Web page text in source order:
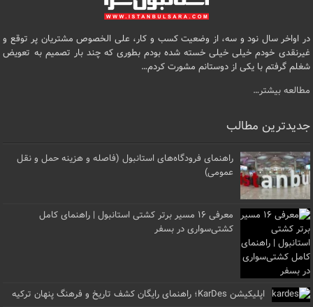
در اواخر سال نود و سه، از وضعیت کسب و کار، علی الخصوص مشتریان پر توقع و
غیرنقدی خودم خیلی خیلی خسته شده بودم بطوری که چند بار تصمیم به تعویض
شغلم گرفتم با یکی از دوستانم مشورت کردم…
مطالعه بیشتر…
جدیدترین مطالب
راهنمای فرودگاه‌های استانبول (فاصله و هزینه حمل و نقل
عمومی)
معرفی ۱۶ مسیر برتر کشتی استانبول | راهنمای کامل
کشتی‌سواری در بسفر
اپلیکیشن KarDes؛ راهنمای رایگان کشف تاریخ و فرهنگ پنهان ترکیه